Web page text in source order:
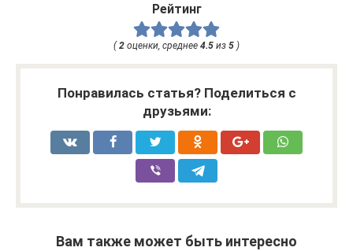
Рейтинг
( 2 оценки, среднее 4.5 из 5 )
Понравилась статья? Поделиться с
друзьями:
Вам также может быть интересно